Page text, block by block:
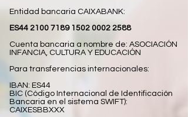
Entidad bancaria CAIXABANK:
ES44 2100 7189 1502 0002 2588
Cuenta bancaria a nombre de: ASOCIACIÓN
INFANCIA, CULTURA Y EDUCACIÓN
Para transferencias internacionales:
IBAN: ES44
BIC (Código Internacional de Identificación
Bancaria en el sistema SWIFT):
CAIXESBBXXX